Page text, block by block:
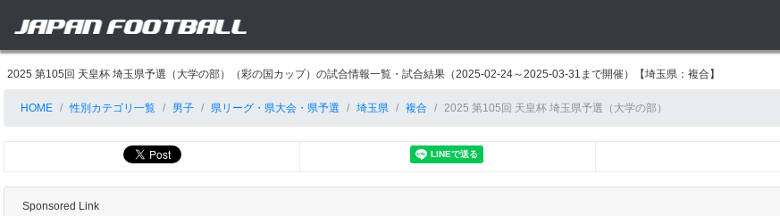
2025 第105回 天皇杯 埼玉県予選（大学の部）（彩の国カップ）の試合情報一覧・試合結果（2025-02-24～2025-03-31まで開催）【埼玉県：複合】
HOME 性別カテゴリ一覧 男子 県リーグ・県大会・県予選 埼玉県 複合 2025 第105回 天皇杯 埼玉県予選（大学の部）
Sponsored Link